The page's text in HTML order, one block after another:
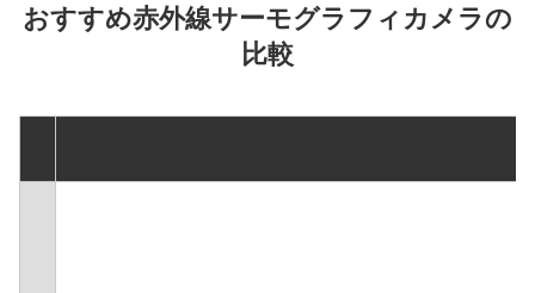
おすすめ赤外線サーモグラフィカメラの
比較